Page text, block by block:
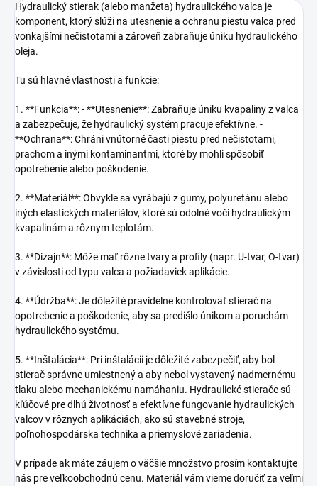
Hydraulický stierak (alebo manžeta) hydraulického valca je
komponent, ktorý slúži na utesnenie a ochranu piestu valca pred
vonkajšími nečistotami a zároveň zabraňuje úniku hydraulického
oleja.
Tu sú hlavné vlastnosti a funkcie:
1. **Funkcia**: - **Utesnenie**: Zabraňuje úniku kvapaliny z valca
a zabezpečuje, že hydraulický systém pracuje efektívne. -
**Ochrana**: Chráni vnútorné časti piestu pred nečistotami,
prachom a inými kontaminantmi, ktoré by mohli spôsobiť
opotrebenie alebo poškodenie.
2. **Materiál**: Obvykle sa vyrábajú z gumy, polyuretánu alebo
iných elastických materiálov, ktoré sú odolné voči hydraulickým
kvapalinám a rôznym teplotám.
3. **Dizajn**: Môže mať rôzne tvary a profily (napr. U-tvar, O-tvar)
v závislosti od typu valca a požiadaviek aplikácie.
4. **Údržba**: Je dôležité pravidelne kontrolovať stierač na
opotrebenie a poškodenie, aby sa predišlo únikom a poruchám
hydraulického systému.
5. **Inštalácia**: Pri inštalácii je dôležité zabezpečiť, aby bol
stierač správne umiestnený a aby nebol vystavený nadmernému
tlaku alebo mechanickému namáhaniu. Hydraulické stierače sú
kľúčové pre dlhú životnosť a efektívne fungovanie hydraulických
valcov v rôznych aplikáciách, ako sú stavebné stroje,
poľnohospodárska technika a priemyslové zariadenia.
V prípade ak máte záujem o väčšie množstvo prosím kontaktujte
nás pre veľkoobchodnú cenu. Materiál vám vieme doručiť za veľmi